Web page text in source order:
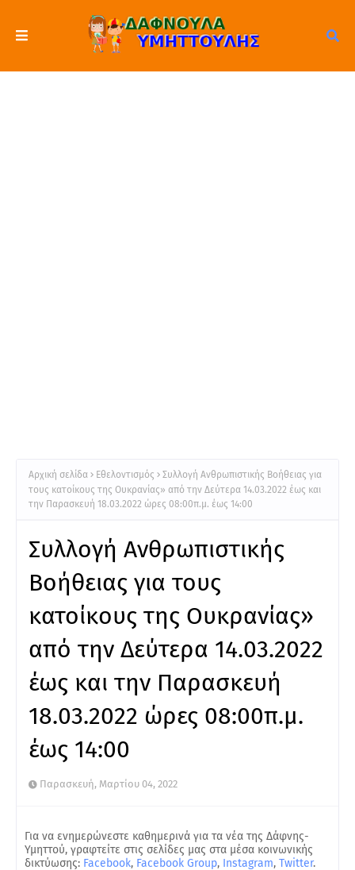
Αρχική σελίδα Εθελοντισμός
Συλλογή Ανθρωπιστικής Βοήθειας για
τους κατοίκους της Ουκρανίας» από την Δεύτερα 14.03.2022 έως και
την Παρασκευή 18.03.2022 ώρες 08:00π.μ. έως 14:00
Συλλογή Ανθρωπιστικής
Βοήθειας για τους
κατοίκους της Ουκρανίας»
από την Δεύτερα 14.03.2022
έως και την Παρασκευή
18.03.2022 ώρες 08:00π.μ.
έως 14:00
Παρασκευή, Μαρτίου 04, 2022
Για να ενημερώνεστε καθημερινά για τα νέα της Δάφνης-
Υμηττού, γραφτείτε στις σελίδες μας στα μέσα κοινωνικής
δικτύωσης: Facebook, Facebook Group, Instagram, Twitter.